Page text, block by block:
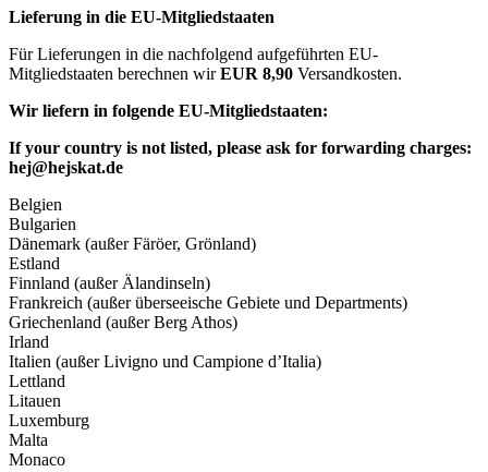
Lieferung in die EU-Mitgliedstaaten
Für Lieferungen in die nachfolgend aufgeführten EU-
Mitgliedstaaten berechnen wirEUR 8,90 Versandkosten.
Wir liefern in folgende EU-Mitgliedstaaten:
If your country is not listed, please ask for forwarding charges:
hej@hejskat.de
Belgien
Bulgarien
Dänemark (außer Färöer, Grönland)
Estland
Finnland (außer Älandinseln)
Frankreich (außer überseeische Gebiete und Departments)
Griechenland (außer Berg Athos)
Irland
Italien (außer Livigno und Campione d’Italia)
Lettland
Litauen
Luxemburg
Malta
Monaco